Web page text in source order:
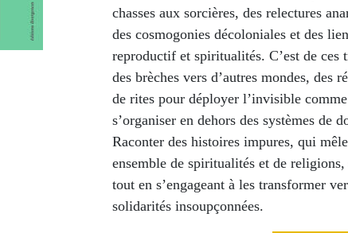
chasses aux sorcières, des relectures
des cosmogonies décoloniales et des
reproductif et spiritualités. C’est de ces
des brèches vers d’autres mondes, des
de rites pour déployer l’invisible
s’organiser en dehors des systèmes de
Raconter des histoires impures, qui
ensemble de spiritualités et de
tout en s’engageant à les transformer
solidarités insoupçonnées.